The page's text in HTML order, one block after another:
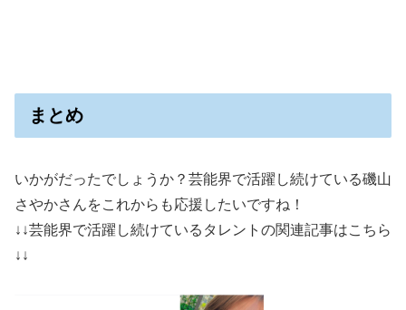
まとめ
いかがだったでしょうか？芸能界で活躍し続けている磯山
さやかさんをこれからも応援したいですね！
↓↓芸能界で活躍し続けているタレントの関連記事はこちら
↓↓